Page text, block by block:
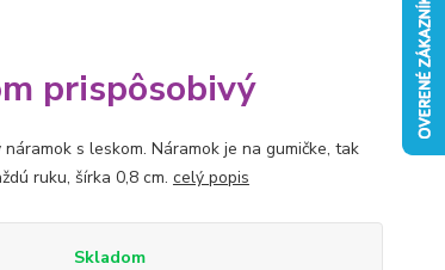
prispôsobivý
s leskom. Náramok je na gumičke, tak
ruku, šírka 0,8 cm. celý popis
Skladom